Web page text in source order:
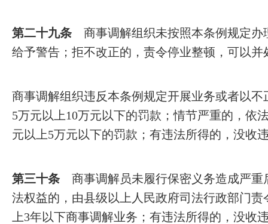
第二十九条 商事调解组织未按照本条例规定
给予警告；拒不改正的，责令停业整顿，可以
商事调解组织违反本条例规定开展业务或者以
5万元以上10万元以下的罚款；情节严重的，依
元以上5万元以下的罚款；有违法所得的，没收
第三十条 商事调解员未履行保密义务造成严
法权益的，由县级以上人民政府司法行政部门
上3年以下商事调解业务；有违法所得的，没收